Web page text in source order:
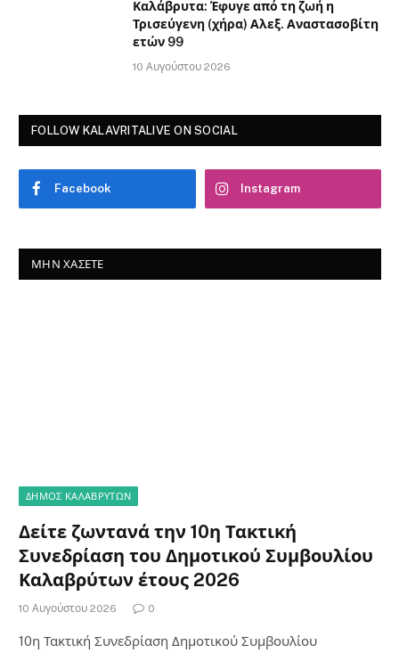
Καλάβρυτα: Έφυγε από τη ζωή η
Τρισεύγενη (χήρα) Αλεξ. Αναστασοβίτη
ετών 99
10 Αυγούστου 2026
FOLLOW KALAVRITALIVE ON SOCIAL
Facebook Instagram
ΜΗΝ ΧΆΣΕΤΕ
ΔΗΜΟΣ ΚΑΛΑΒΡΥΤΩΝ
Δείτε ζωντανά την 10η Τακτική
Συνεδρίαση του Δημοτικού Συμβουλίου
Καλαβρύτων έτους 2026
10 Αυγούστου 2026 0
10η Τακτική Συνεδρίαση Δημοτικού Συμβουλίου